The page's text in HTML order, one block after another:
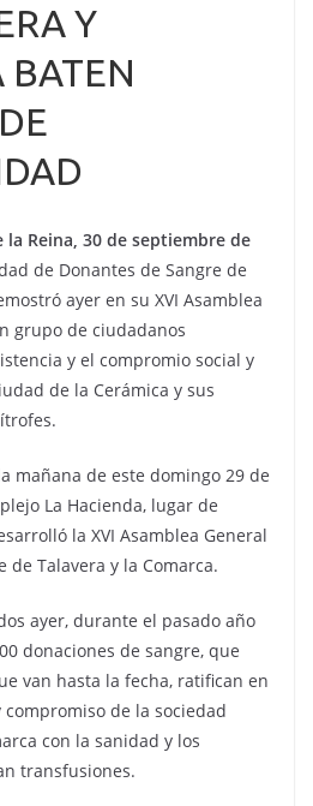
Y
BATEN
la Reina, 30 de septiembre de
de Donantes de Sangre de
ayer en su XVI Asamblea
grupo de ciudadanos
y el compromio social y
de la Cerámica y sus
mañana de este domingo 29 de
La Hacienda, lugar de
la XVI Asamblea General
de Talavera y la Comarca.
ayer, durante el pasado año
donaciones de sangre, que
van hasta la fecha, ratifican en
de la sociedad
con la sanidad y los
transfusiones.